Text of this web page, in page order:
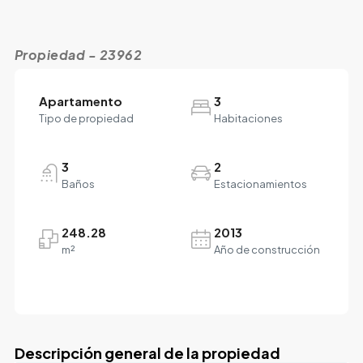
Propiedad - 23962
Apartamento
Tipo de propiedad
3
Habitaciones
3
Baños
2
Estacionamientos
248.28
m²
2013
Año de construcción
Descripción general de la propiedad